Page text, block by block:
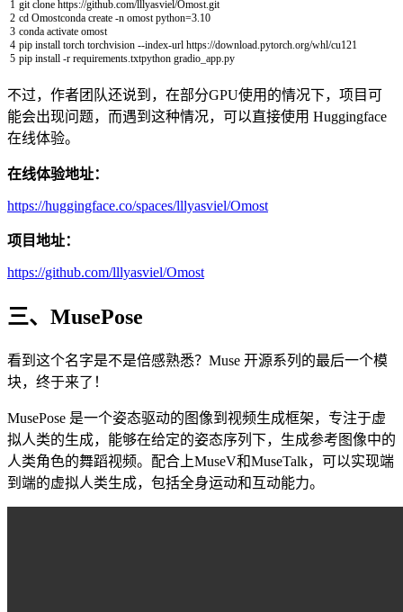
1
2
3
4
5
gitclone https://github.com/lllyasviel/Omost.git
cd Omostconda create -n omostpython=3.10
conda activate omost
pip install torch torchvision --index-url https://download.pytorch.org/whl/cu121
pip install -r requirements.txtpython gradio_app.py
不过，作者团队还说到，在部分GPU使用的情况下，项目可
能会出现问题，而遇到这种情况，可以直接使用 Huggingface
在线体验。
在线体验地址：
https://huggingface.co/spaces/lllyasviel/Omost
项目地址：
https://github.com/lllyasviel/Omost
三、MusePose
看到这个名字是不是倍感熟悉？Muse 开源系列的最后一个模
块，终于来了！
MusePose 是一个姿态驱动的图像到视频生成框架，专注于虚
拟人类的生成，能够在给定的姿态序列下，生成参考图像中的
人类角色的舞蹈视频。配合上MuseV和MuseTalk，可以实现端
到端的虚拟人类生成，包括全身运动和互动能力。